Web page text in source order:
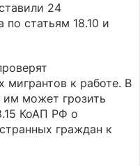
24
статьям 18.10 и
мигрантов к работе. В
им может грозить
КоАП РФ о
граждан к